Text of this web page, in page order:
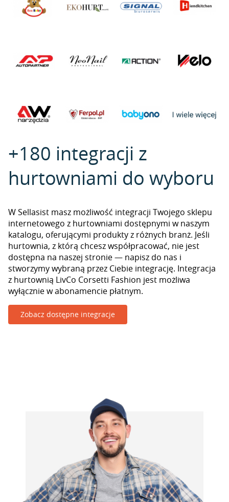
+180 integracji z
hurtowniami do wyboru
W Sellasist masz możliwość integracji Twojego sklepu
internetowego z hurtowniami dostępnymi w naszym
katalogu, oferującymi produkty z różnych branż. Jeśli
hurtownia, z którą chcesz współpracować, nie jest
dostępna na naszej stronie — napisz do nas i
stworzymy wybraną przez Ciebie integrację. Integracja
z hurtownią LivCo Corsetti Fashion jest możliwa
wyłącznie w abonamencie płatnym.
Zobacz dostępne integracje